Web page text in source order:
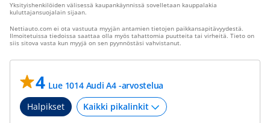
Yksityishenkilöiden välisessä kaupankäynnissä sovelletaan kauppalakia
kuluttajansuojalain sijaan.
Nettiauto.com ei ota vastuuta myyjän antamien tietojen paikkansapitävyydestä.
Ilmoitetuissa tiedoissa saattaa olla myös tahattomia puutteita tai virheitä. Tieto on
siis sitova vasta kun myyjä on sen pyynnöstäsi vahvistanut.
4 Lue 1014 Audi A4 -arvostelua
Halpikset